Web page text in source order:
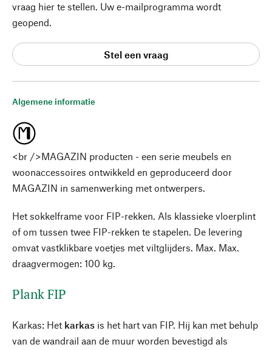
Algemene informatie
<br />MAGAZIN producten - een serie meubels en
woonaccessoires ontwikkeld en geproduceerd door
MAGAZIN in samenwerking met ontwerpers.
Het sokkelframe voor FIP-rekken. Als klassieke vloerplint
of om tussen twee FIP-rekken te stapelen. De levering
omvat vastklikbare voetjes met viltglijders. Max. Max.
draagvermogen: 100 kg.
Plank FIP
Karkas: Het karkas is het hart van FIP. Hij kan met behulp
van de wandrail aan de muur worden bevestigd als
vraag hier te stellen. Uw e-mailprogramma wordt
geopend.
Stel een vraag